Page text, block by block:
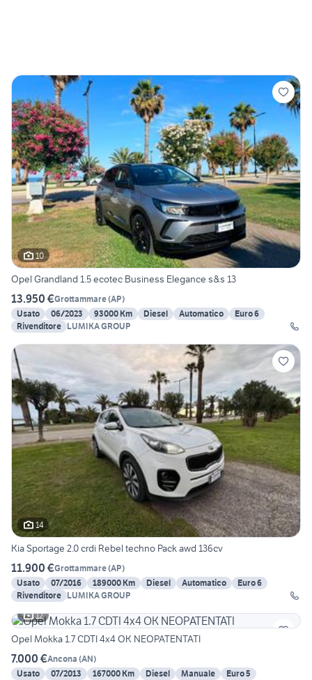
10
Opel Grandland 1.5 ecotec Business Elegance s&s 13
13.950 €Grottammare(AP)
Usato
06/2023 93000 Km Diesel Automatico
Euro 6
Rivenditore LUMIKA GROUP
14
Kia Sportage 2.0 crdi Rebel techno Pack awd 136cv
11.900 €Grottammare(AP)
Usato
07/2016 189000 Km Diesel Automatico
Euro 6
Rivenditore LUMIKA GROUP
12
Opel Mokka 1.7 CDTI 4x4 OK NEOPATENTATI
7.000 €Ancona (AN)
Usato
07/2013 167000 Km Diesel Manuale
Euro 5